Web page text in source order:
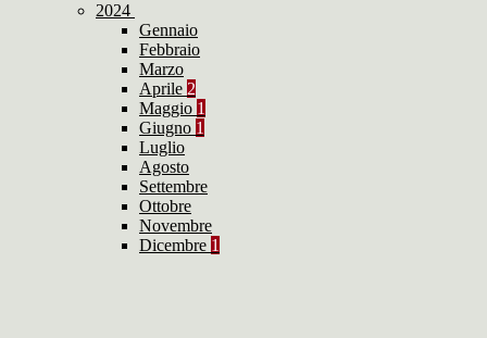
2024
Gennaio
Febbraio
Marzo
Aprile 2
Maggio 1
Giugno 1
Luglio
Agosto
Settembre
Ottobre
Novembre
Dicembre 1